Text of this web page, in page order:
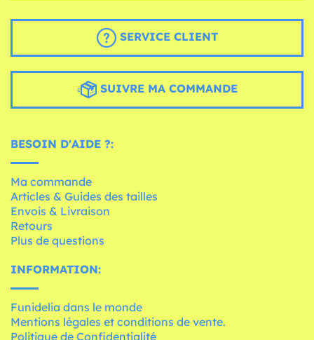
SERVICE CLIENT
SUIVRE MA COMMANDE
BESOIN D'AIDE ?:
Ma commande
Articles & Guides des tailles
Envois & Livraison
Retours
Plus de questions
INFORMATION:
Funidelia dans le monde
Mentions légales et conditions de vente.
Politique de Confidentialité